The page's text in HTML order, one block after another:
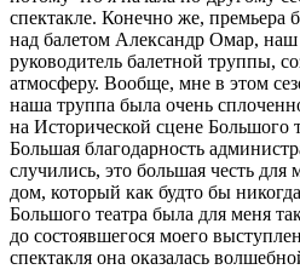
спектакле. Конечно же, премьера
над балетом Александр Омар,
руководитель балетной труппы,
атмосферу. Вообще, мне в этом
наша труппа была очень
на Исторической сцене Большого
Большая благодарность
случились, это большая честь для
дом, который как будто бы
Большого театра была для меня
до состоявшегося моего
спектакля она оказалась